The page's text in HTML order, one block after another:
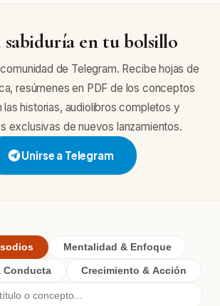
sabiduría en tu bolsillo
de Telegram. Recibe hojas de
resúmenes en PDF de los conceptos
las historias, audiolibros completos y
exclusivas de nuevos lanzamientos.
Unirse a Telegram
Mentalidad & Enfoque
Conducta Crecimiento & Acción